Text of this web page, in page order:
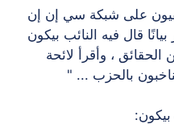
على شبكة سي إن إن
قال فيه النائب بيكون
، وأقرأ لائحة
بالحزب ... "